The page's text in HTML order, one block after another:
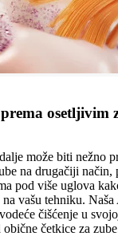
osetljivim
može biti nežno
na drugačiji način,
pod više uglova
vašu tehniku.
čišćenje u
četkice za